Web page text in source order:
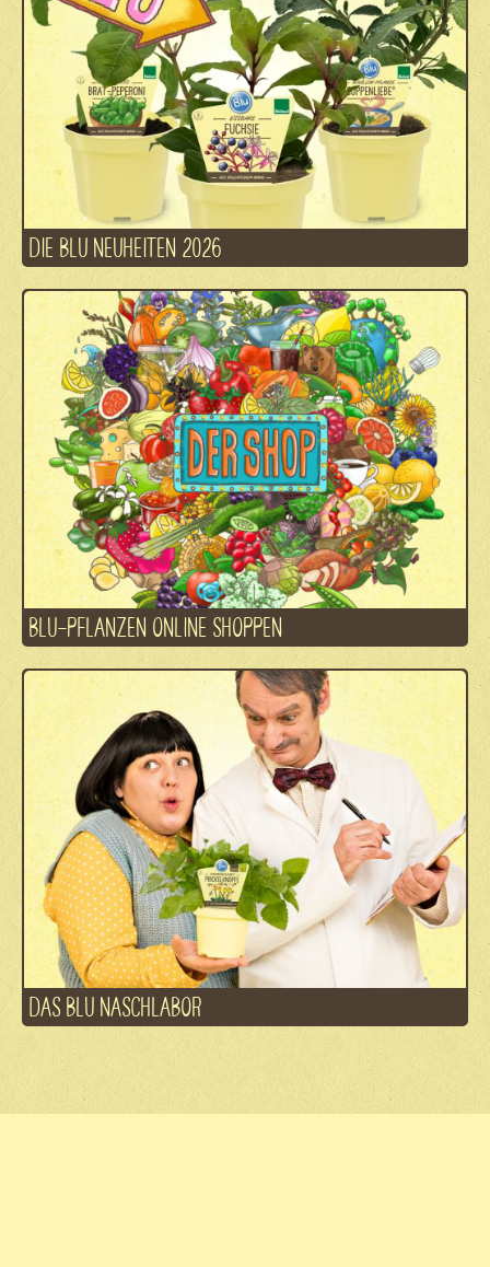
DIE BLU NEUHEITEN 2026
BLU-PFLANZEN ONLINE SHOPPEN
DAS BLU NASCHLABOR